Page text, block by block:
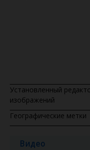
Установленный
изображений
Географические метки
Видео